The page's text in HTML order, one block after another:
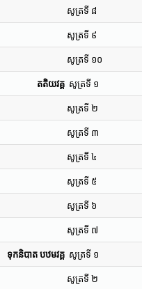
សូត្រទី ៨
សូត្រទី ៩
សូត្រទី ១០
តតិយវគ្គ សូត្រទី ១
សូត្រទី ២
សូត្រទី ៣
សូត្រទី ៤
សូត្រទី ៥
សូត្រទី ៦
សូត្រទី ៧
ទុកនិបាត បឋមវគ្គ សូត្រទី ១
សូត្រទី ២